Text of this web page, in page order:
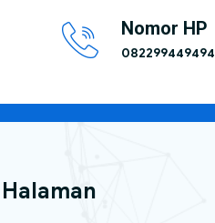
Nomor HP
082299449494
Halaman